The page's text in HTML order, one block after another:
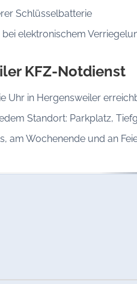
Schlüsselbatterie
elektronischem
KFZ-Notdienst
Uhr in Hergensweiler
Standort: Parkplatz,
am Wochenende und an